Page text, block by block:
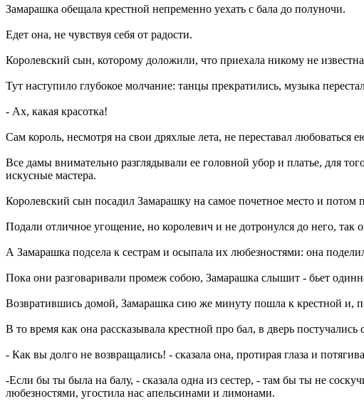
Замарашка обещала крестной непременно уехать с бала до полуночи.
Едет она, не чувствуя себя от радости.
Королевский сын, которому доложили, что приехала никому не
Тут наступило глубокое молчание: танцы прекратились, музыка
- Ах, какая красотка!
Сам король, несмотря на свои дряхлые лета, не переставал
Все дамы внимательно разглядывали ее головной убор и платье, для
искусные мастера.
Королевский сын посадил Замарашку на самое почетное место и потом
Подали отличное угощение, но королевич и не дотронулся до него, так
А Замарашка подсела к сестрам и осыпала их любезностями: она
Пока они разговаривали промеж собою, Замарашка слышит - бьет
Возвратившись домой, Замарашка сию же минуту пошла к крестной и,
В то время как она рассказывала крестной про бал, в дверь
- Как вы долго не возвращались! - сказала она, протирая глаза и
-Если бы ты была на балу, - сказала одна из сестер, - там бы ты не
любезностями, угостила нас апельсинами и лимонами.